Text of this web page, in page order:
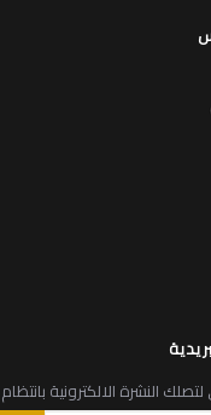
النشرة الالكترونية بانتظام